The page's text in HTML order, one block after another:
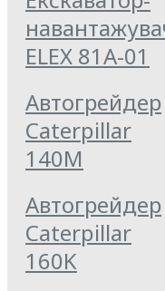
ELEX 81А-01
Автогрейдер
Caterpillar
140M
Автогрейдер
Caterpillar
160K